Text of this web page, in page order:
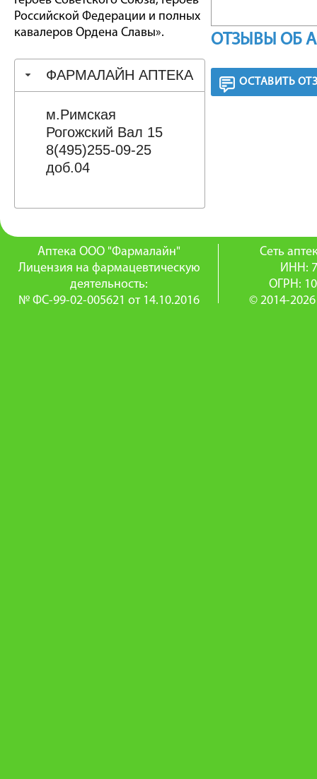
Российской Федерации и полных
кавалеров Ордена Славы».
ФАРМАЛАЙН АПТЕКА
м.Римская
Рогожский Вал 15
8(495)255-09-25
доб.04
ОТЗЫВЫ ОБ
ОСТАВИТЬ
Аптека ООО "Фармалайн"
Лицензия на фармацевтическую
деятельность:
№ ФС-99-02-005621 от 14.10.2016
Сеть
ИНН:
ОГРН:
© 2014-